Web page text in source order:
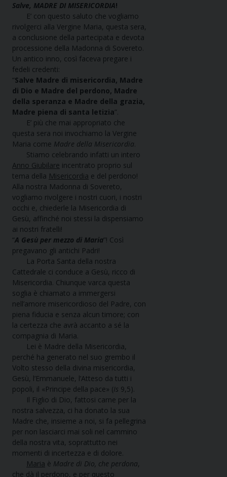
Salve, MADRE DI MISERICORDIA!
E’ con questo saluto che vogliamo
rivolgerci alla Vergine Maria, questa sera,
a conclusione della partecipata e devota
processione della Madonna di Sovereto.
Un antico inno, così faceva pregare i
fedeli credenti:
“Salve Madre di misericordia, Madre
di Dio e Madre del perdono, Madre
della speranza e Madre della grazia,
Madre piena di santa letizia”.
E’ più che mai appropriato che
questa sera noi invochiamo la Vergine
Maria come Madre della Misericordia.
Stiamo celebrando infatti un intero
Anno Giubilare incentrato proprio sul
tema della Misericordia e del perdono!
Alla nostra Madonna di Sovereto,
vogliamo rivolgere i nostri cuori, i nostri
occhi e, chiederle la Misericordia di
Gesù, affinché noi stessi la dispensiamo
ai nostri fratelli!
“A Gesù per mezzo di Maria”! Così
pregavano gli antichi Padri!
La Porta Santa della nostra
Cattedrale ci conduce a Gesù, ricco di
Misericordia. Chiunque varca questa
soglia è chiamato a immergersi
nell’amore misericordioso del Padre, con
piena fiducia e senza alcun timore; con
la certezza che avrà accanto a sé la
compagnia di Maria.
Lei è Madre della Misericordia,
perché ha generato nel suo grembo il
Volto stesso della divina misericordia,
Gesù, l’Emmanuele, l’Atteso da tutti i
popoli, il «Principe della pace» (Is 9,5).
Il Figlio di Dio, fattosi carne per la
nostra salvezza, ci ha donato la sua
Madre che, insieme a noi, si fa pellegrina
per non lasciarci mai soli nel cammino
della nostra vita, soprattutto nei
momenti di incertezza e di dolore.
Maria è Madre di Dio, che perdona,
che dà il perdono, e per questo